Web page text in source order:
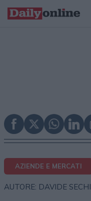
AZIENDE E MERCATI
AUTORE: DAVIDE SECHI